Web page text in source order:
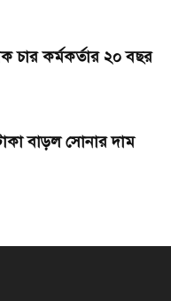
চার কর্মকর্তার ২০ বছর
বাড়ল সোনার দাম